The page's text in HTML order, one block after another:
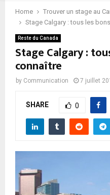
R
M
Y
M
Home Trouver un stage au
Stage Calgary : tous les
Reste du Canada
Stage Calgary :
connaître
by Communication 7 juillet
SHARE 0